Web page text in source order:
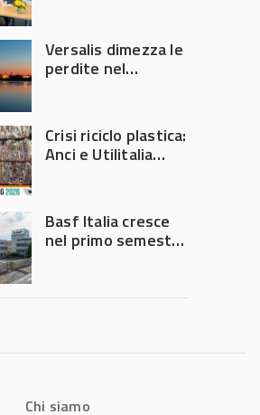
Versalis dimezza le
perdite nel
Crisi riciclo plastica:
Anci e Utilitalia
Governo
Basf Italia cresce
nel primo semestre
Chi siamo